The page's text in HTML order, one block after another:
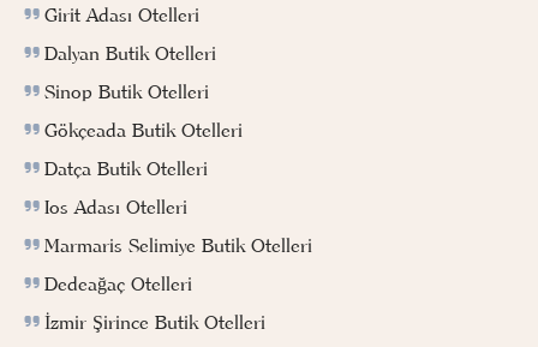
Girit Adası Otelleri
Dalyan Butik Otelleri
Sinop Butik Otelleri
Gökçeada Butik Otelleri
Datça Butik Otelleri
Ios Adası Otelleri
Marmaris Selimiye Butik Otelleri
Dedeağaç Otelleri
İzmir Şirince Butik Otelleri